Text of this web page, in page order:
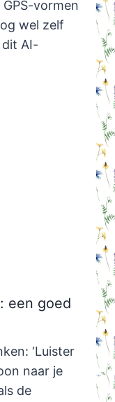
vormen
wel zelf
dit AI-
een goed
‘Luister
naar je
de